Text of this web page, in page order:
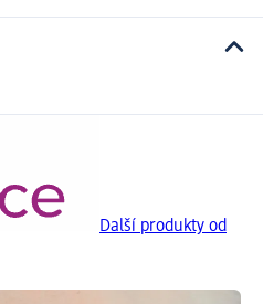
Další produkty od